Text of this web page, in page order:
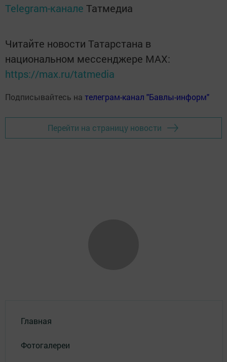
Telegram-канале Татмедиа
Читайте новости Татарстана в
национальном мессенджере MАХ:
https://max.ru/tatmedia
Подписывайтесь на телеграм-канал "Бавлы-информ"
Перейти на страницу новости
Главная
Фотогалереи